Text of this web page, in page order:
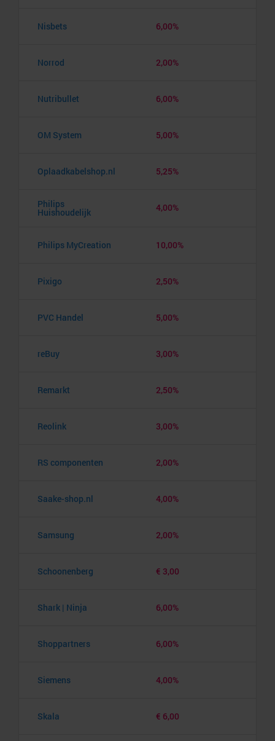
Nisbets 6,00%
Norrod 2,00%
Nutribullet 6,00%
OM System 5,00%
Oplaadkabelshop.nl 5,25%
Philips
Huishoudelijk 4,00%
Philips MyCreation 10,00%
Pixigo 2,50%
PVC Handel 5,00%
reBuy 3,00%
Remarkt 2,50%
Reolink 3,00%
RS componenten 2,00%
Saake-shop.nl 4,00%
Samsung 2,00%
Schoonenberg € 3,00
Shark | Ninja 6,00%
Shoppartners 6,00%
Siemens 4,00%
Skala € 6,00